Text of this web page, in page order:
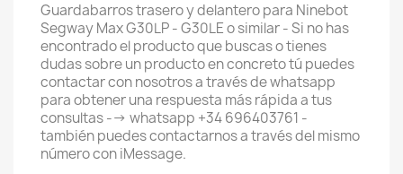
Guardabarros trasero y delantero para Ninebot
Segway Max G30LP - G30LE o similar - Si no has
encontrado el producto que buscas o tienes
dudas sobre un producto en concreto tú puedes
contactar con nosotros a través de whatsapp
para obtener una respuesta más rápida a tus
consultas --> whatsapp +34 696403761 -
también puedes contactarnos a través del mismo
número con iMessage.